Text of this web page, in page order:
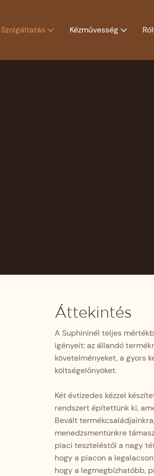
Szolgáltatás Kézművesség
Áttekintés
A Suphininél teljes
igényeit: az állandó
követelményeket, a gyors
költségelőnyöket.
Két évtizedes kézzel
rendszert építettünk ki,
Bevált
menedzsmentünkre
piaci teszteléstől a nagy
hogy a piacon a
hogy a legmegbízhatóbb,